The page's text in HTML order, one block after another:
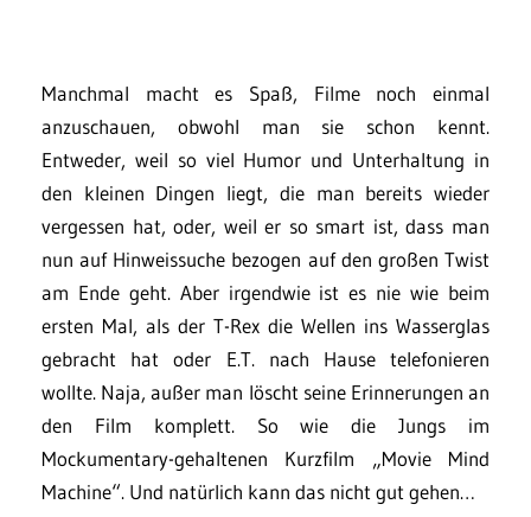
Manchmal macht es Spaß, Filme noch einmal
anzuschauen, obwohl man sie schon kennt.
Entweder, weil so viel Humor und Unterhaltung in
den kleinen Dingen liegt, die man bereits wieder
vergessen hat, oder, weil er so smart ist, dass man
nun auf Hinweissuche bezogen auf den großen Twist
am Ende geht. Aber irgendwie ist es nie wie beim
ersten Mal, als der T-Rex die Wellen ins Wasserglas
gebracht hat oder E.T. nach Hause telefonieren
wollte. Naja, außer man löscht seine Erinnerungen an
den Film komplett. So wie die Jungs im
Mockumentary-gehaltenen Kurzfilm „Movie Mind
Machine“. Und natürlich kann das nicht gut gehen…